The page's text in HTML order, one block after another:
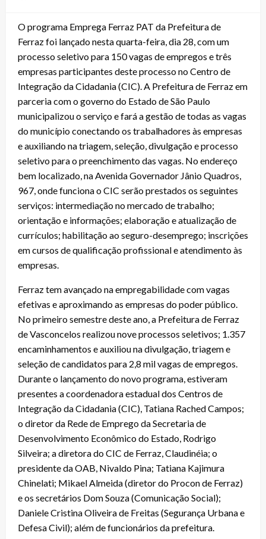
O programa Emprega Ferraz PAT da Prefeitura de
Ferraz foi lançado nesta quarta-feira, dia 28, com um
processo seletivo para 150 vagas de empregos e três
empresas participantes deste processo no Centro de
Integração da Cidadania (CIC). A Prefeitura de Ferraz em
parceria com o governo do Estado de São Paulo
municipalizou o serviço e fará a gestão de todas as vagas
do município conectando os trabalhadores às empresas
e auxiliando na triagem, seleção, divulgação e processo
seletivo para o preenchimento das vagas. No endereço
bem localizado, na Avenida Governador Jânio Quadros,
967, onde funciona o CIC serão prestados os seguintes
serviços: intermediação no mercado de trabalho;
orientação e informações; elaboração e atualização de
currículos; habilitação ao seguro-desemprego; inscrições
em cursos de qualificação profissional e atendimento às
empresas.
Ferraz tem avançado na empregabilidade com vagas
efetivas e aproximando as empresas do poder público.
No primeiro semestre deste ano, a Prefeitura de Ferraz
de Vasconcelos realizou nove processos seletivos; 1.357
encaminhamentos e auxiliou na divulgação, triagem e
seleção de candidatos para 2,8 mil vagas de empregos.
Durante o lançamento do novo programa, estiveram
presentes a coordenadora estadual dos Centros de
Integração da Cidadania (CIC), Tatiana Rached Campos;
o diretor da Rede de Emprego da Secretaria de
Desenvolvimento Econômico do Estado, Rodrigo
Silveira; a diretora do CIC de Ferraz, Claudinéia; o
presidente da OAB, Nivaldo Pina; Tatiana Kajimura
Chinelati; Mikael Almeida (diretor do Procon de Ferraz)
e os secretários Dom Souza (Comunicação Social);
Daniele Cristina Oliveira de Freitas (Segurança Urbana e
Defesa Civil); além de funcionários da prefeitura.